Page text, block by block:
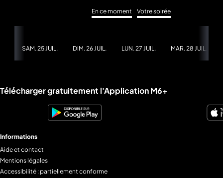
En ce moment Votre soirée
SAM. 25 JUIL. DIM. 26 JUIL. LUN. 27 JUIL. MAR. 28 JUIL.
Liens utiles M6+.
Télécharger gratuitement l'Application M6+
Informations
Aide et contact
Mentions légales
Accessibilité : partiellement conforme